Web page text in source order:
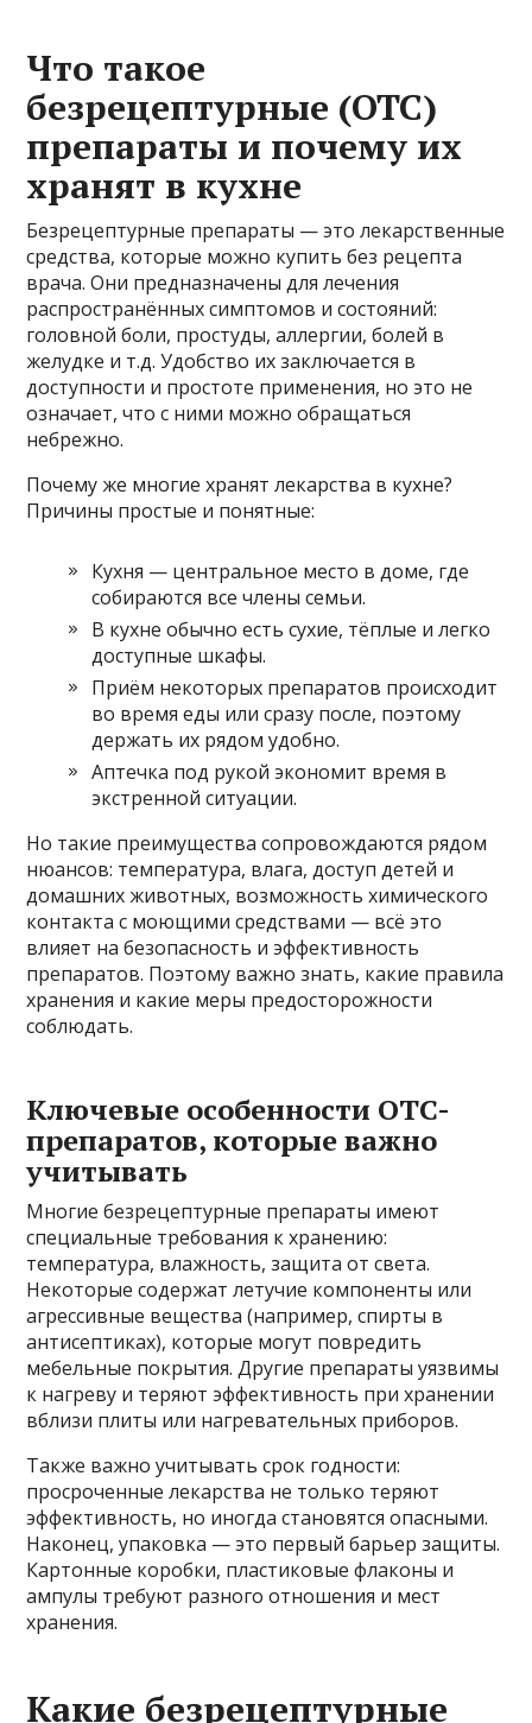
Что такое
безрецептурные (OTC)
препараты и почему их
хранят в кухне
Безрецептурные препараты — это лекарственные
средства, которые можно купить без рецепта
врача. Они предназначены для лечения
распространённых симптомов и состояний:
головной боли, простуды, аллергии, болей в
желудке и т.д. Удобство их заключается в
доступности и простоте применения, но это не
означает, что с ними можно обращаться
небрежно.
Почему же многие хранят лекарства в кухне?
Причины простые и понятные:
Кухня — центральное место в доме, где
собираются все члены семьи.
В кухне обычно есть сухие, тёплые и легко
доступные шкафы.
Приём некоторых препаратов происходит
во время еды или сразу после, поэтому
держать их рядом удобно.
Аптечка под рукой экономит время в
экстренной ситуации.
Но такие преимущества сопровождаются рядом
нюансов: температура, влага, доступ детей и
домашних животных, возможность химического
контакта с моющими средствами — всё это
влияет на безопасность и эффективность
препаратов. Поэтому важно знать, какие правила
хранения и какие меры предосторожности
соблюдать.
Ключевые особенности OTC-
препаратов, которые важно
учитывать
Многие безрецептурные препараты имеют
специальные требования к хранению:
температура, влажность, защита от света.
Некоторые содержат летучие компоненты или
агрессивные вещества (например, спирты в
антисептиках), которые могут повредить
мебельные покрытия. Другие препараты уязвимы
к нагреву и теряют эффективность при хранении
вблизи плиты или нагревательных приборов.
Также важно учитывать срок годности:
просроченные лекарства не только теряют
эффективность, но иногда становятся опасными.
Наконец, упаковка — это первый барьер защиты.
Картонные коробки, пластиковые флаконы и
ампулы требуют разного отношения и мест
хранения.
Какие безрецептурные